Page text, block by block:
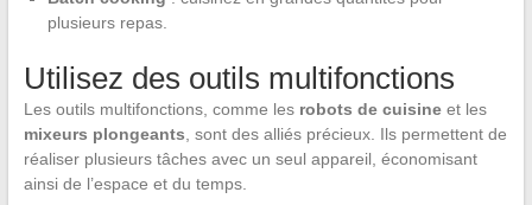
plusieurs repas.
Utilisez des outils multifonctions
Les outils multifonctions, comme les robots de cuisineet les
mixeurs plongeants , sont des alliés précieux. Ils permettent de
réaliser plusieurs tâches avec un seul appareil, économisant
ainsi de l’espace et du temps.